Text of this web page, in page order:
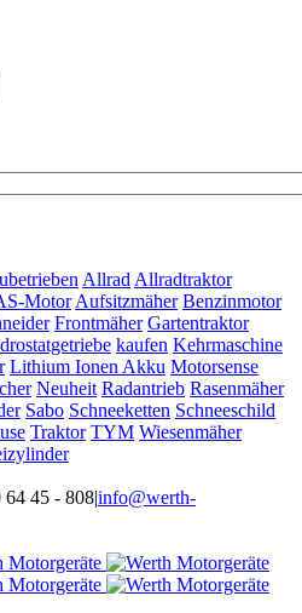
Allrad Allradtraktor
Motor Aufsitzmäher Benzinmotor
Frontmäher Gartentraktor
kaufen Kehrmaschine
Lithium Ionen Akku Motorsense
Neuheit Radantrieb Rasenmäher
Sabo Schneeketten Schneeschild
Traktor TYM Wiesenmäher
64 45 - 808|info@werth-